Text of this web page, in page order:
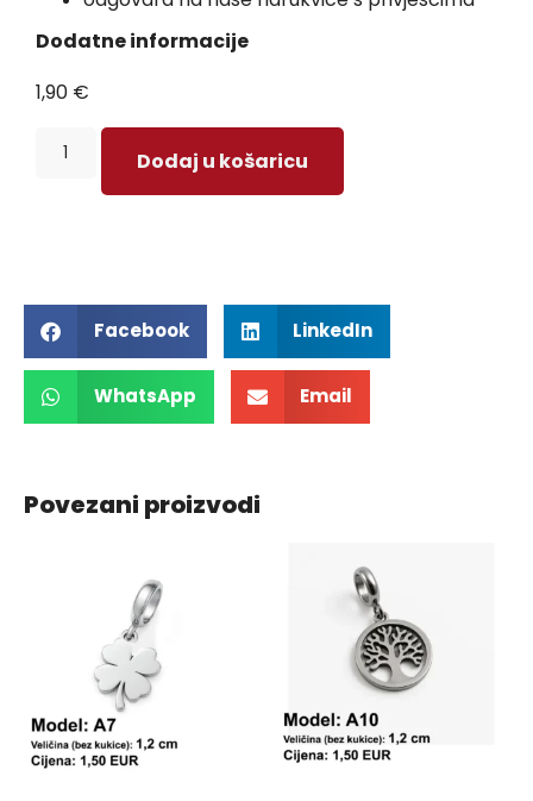
Dodatne informacije
1,90 €
Dodaj u košaricu
Facebook LinkedIn
WhatsApp Email
Povezani proizvodi